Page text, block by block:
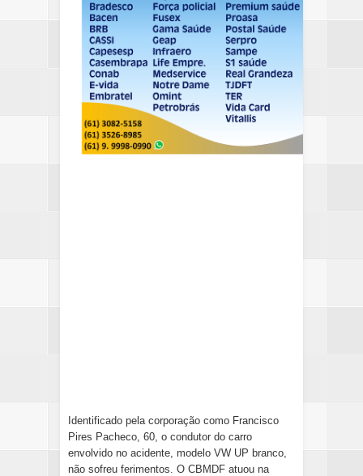
Identificado pela corporação como Francisco
Pires Pacheco, 60, o condutor do carro
envolvido no acidente, modelo VW UP branco,
não sofreu ferimentos. O CBMDF atuou na